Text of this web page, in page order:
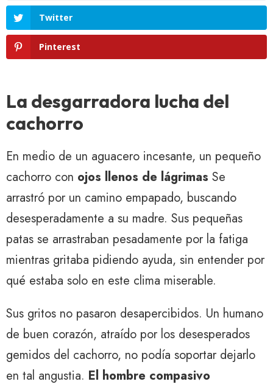
Twitter
Pinterest
La desgarradora lucha del
cachorro
En medio de un aguacero incesante, un pequeño
cachorro con ojos llenos de lágrimas Se
arrastró por un camino empapado, buscando
desesperadamente a su madre. Sus pequeñas
patas se arrastraban pesadamente por la fatiga
mientras gritaba pidiendo ayuda, sin entender por
qué estaba solo en este clima miserable.
Sus gritos no pasaron desapercibidos. Un humano
de buen corazón, atraído por los desesperados
gemidos del cachorro, no podía soportar dejarlo
en tal angustia. El hombre compasivo